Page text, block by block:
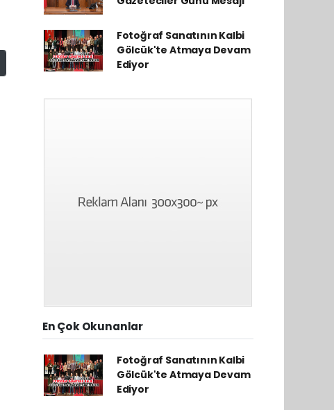
Fotoğraf Sanatının Kalbi
Gölcük'te Atmaya Devam
Ediyor
En Çok Okunanlar
Fotoğraf Sanatının Kalbi
Gölcük'te Atmaya Devam
Ediyor